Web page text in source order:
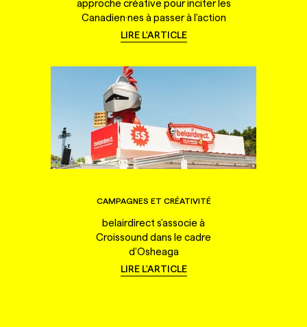
approche créative pour inciter les
Canadien·nes à passer à l'action
LIRE L'ARTICLE
CAMPAGNES ET CRÉATIVITÉ
belairdirect s'associe à
Croissound dans le cadre
d'Osheaga
LIRE L'ARTICLE